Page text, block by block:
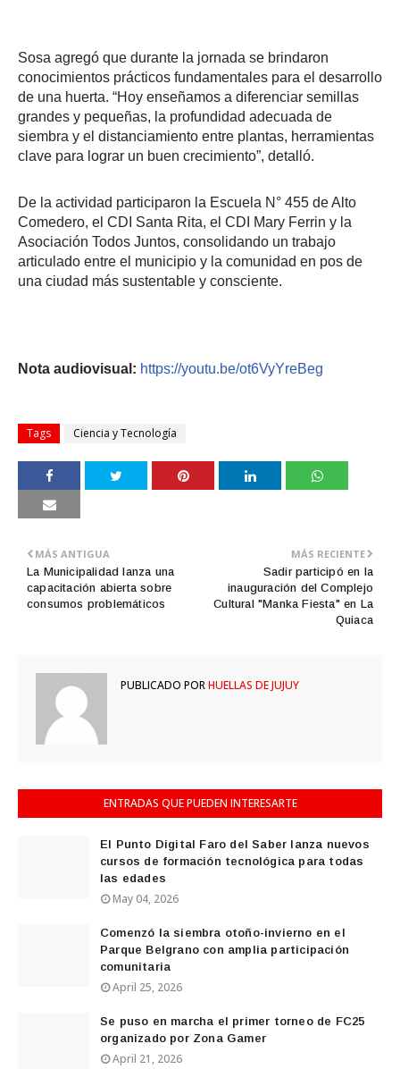
Sosa agregó que durante la jornada se brindaron
conocimientos prácticos fundamentales para el desarrollo
de una huerta. “Hoy enseñamos a diferenciar semillas
grandes y pequeñas, la profundidad adecuada de
siembra y el distanciamiento entre plantas, herramientas
clave para lograr un buen crecimiento”, detalló.
De la actividad participaron la Escuela N° 455 de Alto
Comedero, el CDI Santa Rita, el CDI Mary Ferrin y la
Asociación Todos Juntos, consolidando un trabajo
articulado entre el municipio y la comunidad en pos de
una ciudad más sustentable y consciente.
Nota audiovisual: https://youtu.be/ot6VyYreBeg
Tags Ciencia y Tecnología
MÁS RECIENTE
Sadir participó en la
inauguración del Complejo
Cultural "Manka Fiesta" en La
Quiaca
MÁS ANTIGUA
La Municipalidad lanza una
capacitación abierta sobre
consumos problemáticos
PUBLICADO PORHUELLAS DE JUJUY
ENTRADAS QUE PUEDEN INTERESARTE
El Punto Digital Faro del Saber lanza nuevos
cursos de formación tecnológica para todas
las edades
May 04, 2026
Comenzó la siembra otoño-invierno en el
Parque Belgrano con amplia participación
comunitaria
April 25, 2026
Se puso en marcha el primer torneo de FC25
organizado por Zona Gamer
April 21, 2026